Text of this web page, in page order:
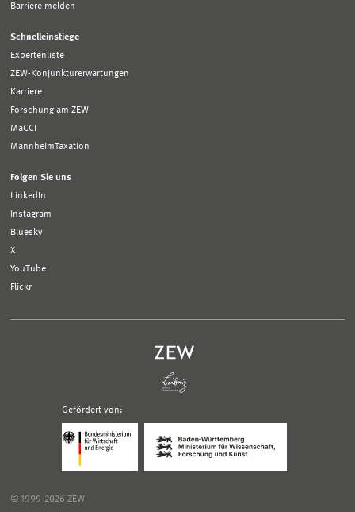
Barriere melden
Schnelleinstiege
Expertenliste
ZEW-Konjunkturerwartungen
Karriere
Forschung am ZEW
MaCCI
MannheimTaxation
Folgen Sie uns
LinkedIn
Instagram
Bluesky
X
YouTube
Flickr
Gefördert von:
Bundesministerium
Wirtschaft
Link
Ministerium
© 1999-2026 ZEW